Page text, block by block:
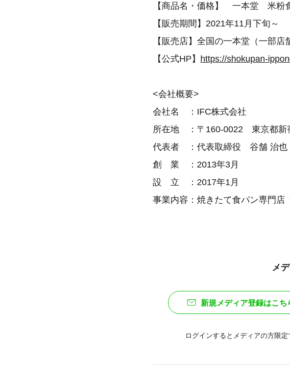
【商品名・価格】 一本堂 米粉
【販売期間】2021年11月下旬～
【販売店】全国の一本堂（一部店
【公式HP】 https://shokupan-
<会社概要>
会社名 ：IFC株式会社
所在地 ：〒160-0022 東京都新
代表者 ：代表取締役 谷舗 治也
創 業 ：2013年3月
設 立 ：2017年1月
事業内容：焼きたて食パン専門店
メ
新規メディア登録はこち
ログインするとメディアの方限